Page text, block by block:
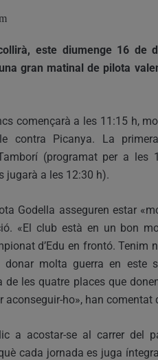
este diumenge 16 de
gran matinal de pilota
començarà a les 11:15 h,
contra Picanya. La
(programat per a les
jugarà a les 12:30 h).
Godella asseguren estar
«El club està en un bon
d’Edu en frontó. Tenim
donar molta guerra en este
de les quatre places que
aconseguir-ho», han comentat
a acostar-se al carrer del
cada jornada es juga